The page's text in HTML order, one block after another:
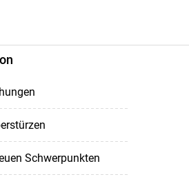
Schwerpunkten